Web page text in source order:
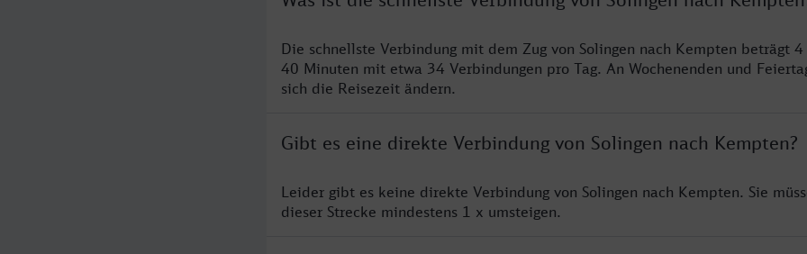
Die schnellste Verbindung mit dem Zug von Solingen nach Kempten beträgt 4
40 Minuten mit etwa 34 Verbindungen pro Tag. An Wochenenden und
sich die Reisezeit ändern.
Gibt es eine direkte Verbindung von Solingen nach Kempten?
Leider gibt es keine direkte Verbindung von Solingen nach Kempten. Sie
dieser Strecke mindestens 1 x umsteigen.